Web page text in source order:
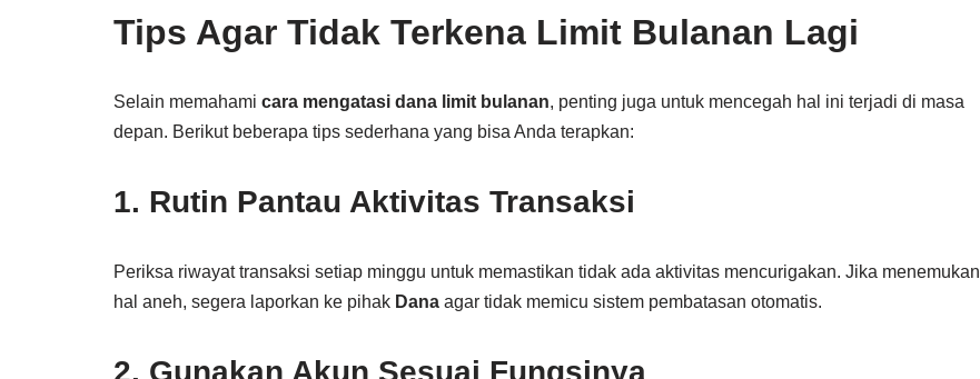
Tips Agar Tidak Terkena Limit Bulanan Lagi
Selain memahami cara mengatasi dana limit bulanan, penting juga untuk mencegah hal ini terjadi di masa
depan. Berikut beberapa tips sederhana yang bisa Anda terapkan:
1. Rutin Pantau Aktivitas Transaksi
Periksa riwayat transaksi setiap minggu untuk memastikan tidak ada aktivitas mencurigakan. Jika menemukan
hal aneh, segera laporkan ke pihak Dana agar tidak memicu sistem pembatasan otomatis.
2. Gunakan Akun Sesuai Fungsinya